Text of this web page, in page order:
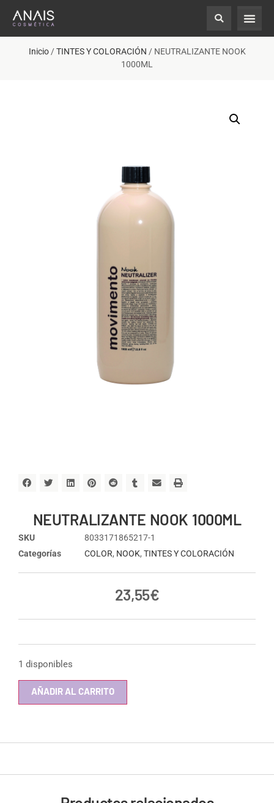
Inicio/TINTES Y COLORACIÓN / NEUTRALIZANTE NOOK
1000ML
NEUTRALIZANTE NOOK 1000ML
SKU
8033171865217-1
Categorías
COLOR, NOOK, TINTES Y COLORACIÓN
23,55€
1 disponibles
AÑADIR AL CARRITO